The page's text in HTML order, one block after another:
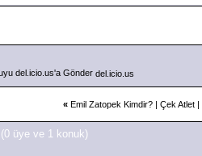
del.icio.us
« Emil Zatopek Kimdir? | Çek Atlet|
(0 üye ve 1 konuk)